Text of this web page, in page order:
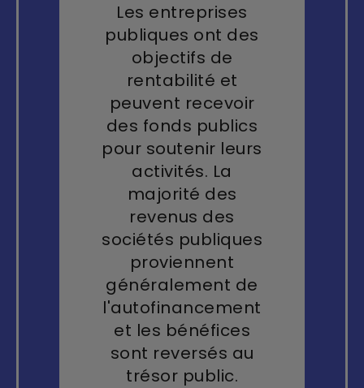
Les entreprises
publiques ont des
objectifs de
rentabilité et
peuvent recevoir
des fonds publics
pour soutenir leurs
activités. La
majorité des
revenus des
sociétés publiques
proviennent
généralement de
l'autofinancement
et les bénéfices
sont reversés au
trésor public.